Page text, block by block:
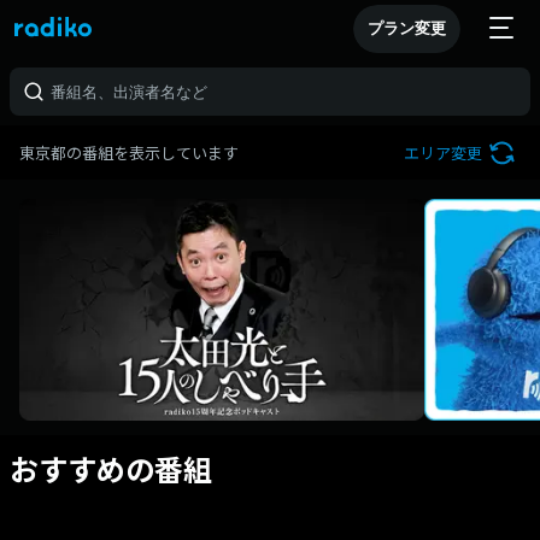
プラン変更
東京都の番組を表示しています エリア変更
おすすめの番組